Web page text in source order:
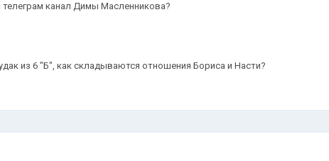
телеграм канал Димы Масленникова?
из 6 "Б", как складываются отношения Бориса и Насти?